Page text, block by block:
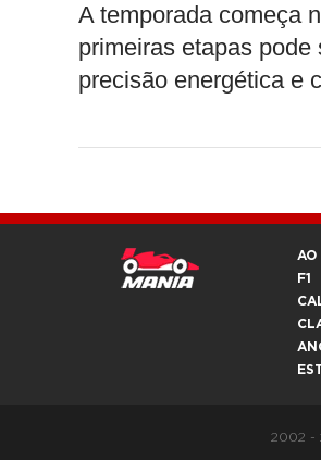
A temporada começa
primeiras etapas
precisão energética e
AO
F1
2002 -